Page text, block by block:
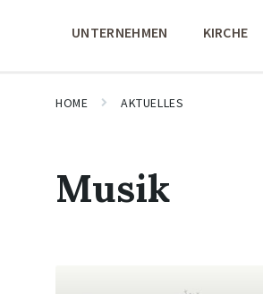
UNTERNEHMEN KIRCHE
HOME AKTUELLES
Musik